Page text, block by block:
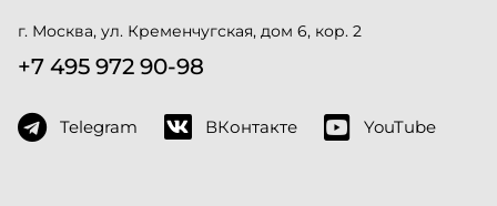
г. Москва, ул. Кременчугская, дом 6, кор. 2
+7 495 972 90-98
Telegram ВКонтакте YouTube